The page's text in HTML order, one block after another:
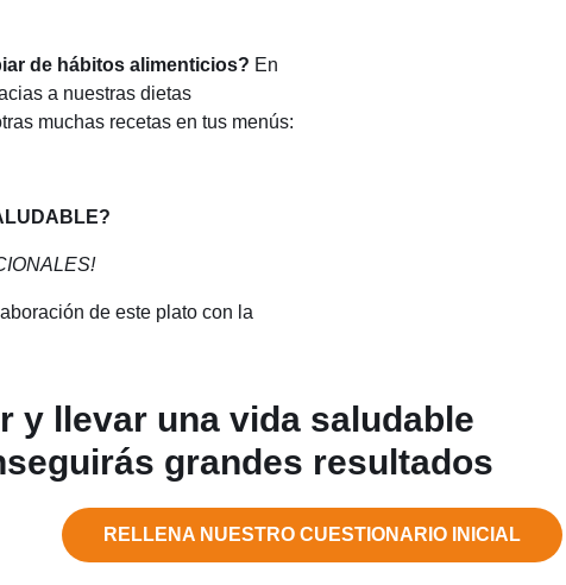
de hábitos alimenticios? En
a nuestras dietas
muchas recetas en tus menús:
de este plato con la
y llevar una vida saludable
grandes resultados
RELLENA NUESTRO CUESTIONARIO INICIAL